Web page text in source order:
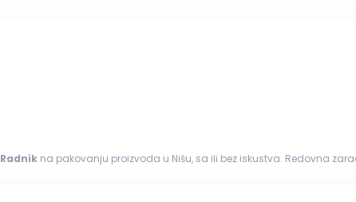
Radnik na pakovanju proizvoda u Nišu, sa ili bez iskustva. Redovna